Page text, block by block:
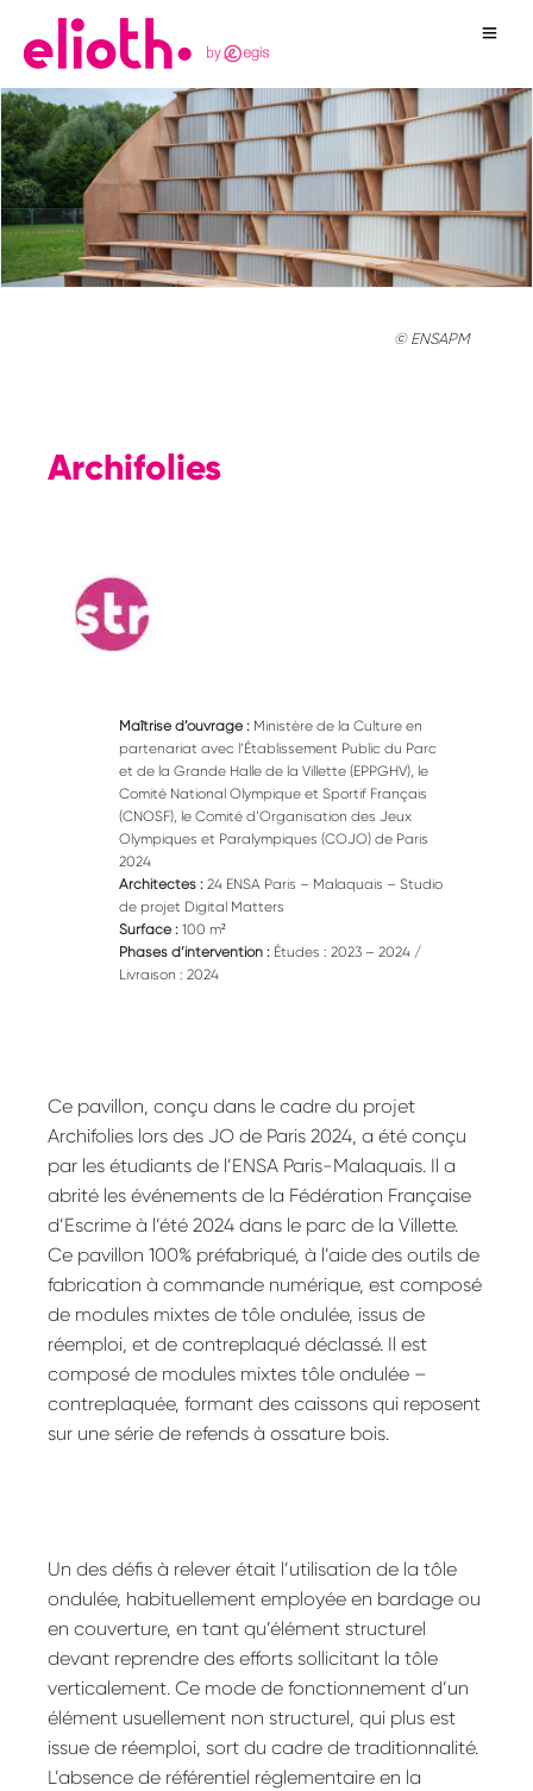
© ENSAPM
Archifolies
Maîtrise d’ouvrage : Ministère de la Culture en
partenariat avec l’Établissement Public du Parc
et de la Grande Halle de la Villette (EPPGHV), le
Comité National Olympique et Sportif Français
(CNOSF), le Comité d’Organisation des Jeux
Olympiques et Paralympiques (COJO) de Paris
2024
Architectes : 24 ENSA Paris – Malaquais – Studio
de projet Digital Matters
Surface : 100 m²
Phases d’intervention : Études : 2023 – 2024 /
Livraison : 2024
Ce pavillon, conçu dans le cadre du projet
Archifolies lors des JO de Paris 2024, a été conçu
par les étudiants de l’ENSA Paris-Malaquais. Il a
abrité les événements de la Fédération Française
d’Escrime à l’été 2024 dans le parc de la Villette.
Ce pavillon 100% préfabriqué, à l’aide des outils de
fabrication à commande numérique, est composé
de modules mixtes de tôle ondulée, issus de
réemploi, et de contreplaqué déclassé. Il est
composé de modules mixtes tôle ondulée –
contreplaquée, formant des caissons qui reposent
sur une série de refends à ossature bois.
Un des défis à relever était l’utilisation de la tôle
ondulée, habituellement employée en bardage ou
en couverture, en tant qu’élément structurel
devant reprendre des efforts sollicitant la tôle
verticalement. Ce mode de fonctionnement d’un
élément usuellement non structurel, qui plus est
issue de réemploi, sort du cadre de traditionnalité.
L’absence de référentiel réglementaire en la